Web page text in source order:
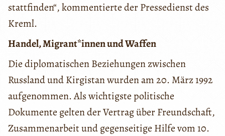
stattfinden“, kommentierte der Pressedienst des
Kreml.
Handel, Migrant*innen und Waffen
Die diplomatischen Beziehungen zwischen
Russland und Kirgistan wurden am 20. März 1992
aufgenommen. Als wichtigste politische
Dokumente gelten der Vertrag über Freundschaft,
Zusammenarbeit und gegenseitige Hilfe vom 10.